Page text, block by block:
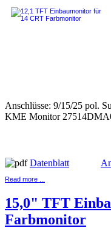
Anschlüsse: 9/15/25 pol.
KME Monitor
Datenblatt
Read more ...
15,0" TFT
Farbmonitor